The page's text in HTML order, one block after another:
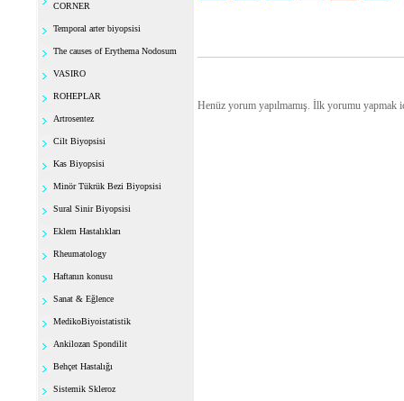
CORNER
Temporal arter biyopsisi
The causes of Erythema Nodosum
VASIRO
ROHEPLAR
Artrosentez
Cilt Biyopsisi
Kas Biyopsisi
Minör Tükrük Bezi Biyopsisi
Sural Sinir Biyopsisi
Eklem Hastalıkları
Rheumatology
Haftanın konusu
Sanat & Eğlence
MedikoBiyoistatistik
Ankilozan Spondilit
Behçet Hastalığı
Sistemik Skleroz
Henüz yorum yapılmamış. İlk yorumu yapmak